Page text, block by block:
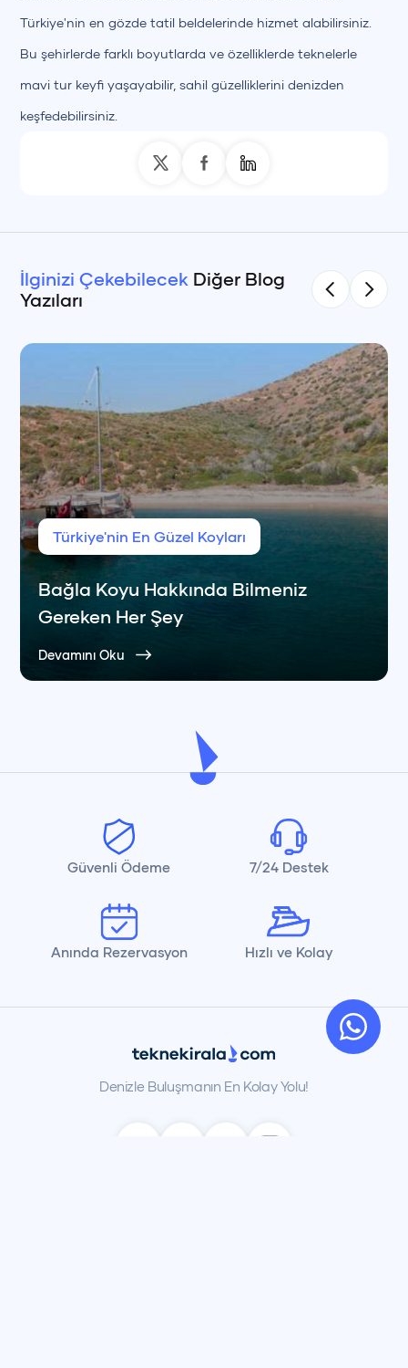
Türkiye'nin en gözde tatil beldelerinde hizmet alabilirsiniz.
Bu şehirlerde farklı boyutlarda ve özelliklerde teknelerle
mavi tur keyfi yaşayabilir, sahil güzelliklerini denizden
keşfedebilirsiniz.
İlginizi Çekebilecek Diğer Blog
Yazıları
Türkiye'nin En Güzel Koyları
Bağla Koyu Hakkında Bilmeniz
Gereken Her Şey
Devamını Oku
Güvenli Ödeme 7/24 Destek
Anında Rezervasyon Hızlı ve Kolay
Denizle Buluşmanın En Kolay Yolu!